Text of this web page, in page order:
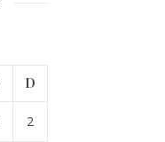
D
2